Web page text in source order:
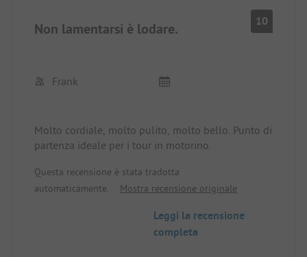
Non lamentarsi è lodare. 10
Frank
Molto cordiale, molto pulito, molto bello. Punto di
partenza ideale per i tour in motorino.
Questa recensione è stata tradotta
automaticamente.
Mostra recensione originale
Leggi la recensione
completa